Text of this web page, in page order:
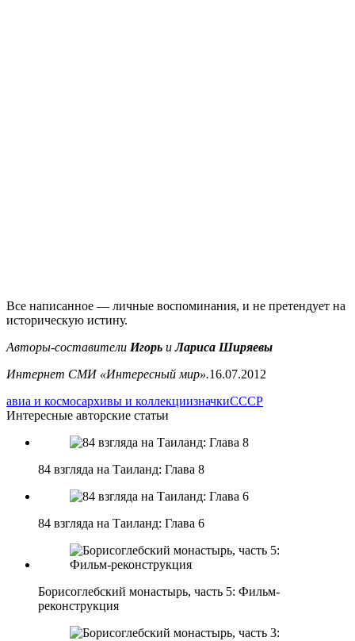
Все написанное — личные воспоминания, и не претендует на
историческую истину.
Авторы-составители Игорь иЛариса Ширяевы
Интернет СМИ «Интересный мир».16.07.2012
авиа и космосархивы и коллекциизначкиСССР
Интересные авторские статьи
84 взгляда на Таиланд: Глава 8
84 взгляда на Таиланд: Глава 6
Борисоглебский монастырь, часть 5: Фильм-
реконструкция